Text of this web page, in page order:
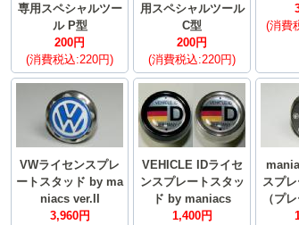
専用スペシャルツー
ル P型
200円
(消費税込:220円)
用スペシャルツール
C型
200円
(消費税込:220円)
(消費
VWライセンスプレ
ートスタッド by ma
niacs ver.II
3,960円
VEHICLE IDライセ
ンスプレートスタッ
ド by maniacs
1,400円
スプ
（プ